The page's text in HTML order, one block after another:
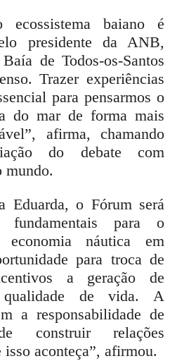
ecossistema baiano é
presidente da ANB,
de Todos-os-Santos
Trazer experiências
para pensarmos o
do mar de forma mais
afirma, chamando
do debate com
mundo.
Eduarda, o Fórum será
fundamentais para o
economia náutica em
para troca de
a geração de
de vida. A
a responsabilidade de
construir relações
aconteça”, afirmou.